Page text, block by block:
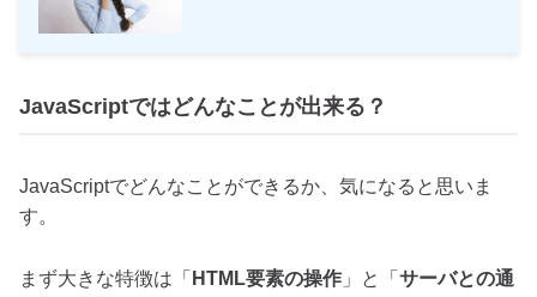
JavaScriptではどんなことが出来る？
JavaScriptでどんなことができるか、気になると思いま
す。
まず大きな特徴は「 HTML要素の操作 」と「 サーバとの通